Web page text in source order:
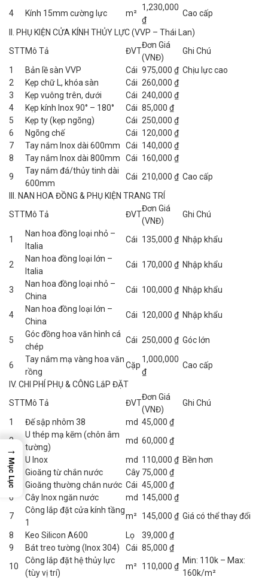
4
Kính 15mm cường lực m²
1,230,000
₫
Cao cấp
II. PHỤ KIỆN CỬA KÍNH THỦY LỰC (VVP – Thái Lan)
STTMô Tả ĐVT
Đơn Giá
(VNĐ)
Ghi Chú
1
Bản lề sàn VVP Cái 975,000 ₫ Chịu lực cao
2
Kẹp chữ L, khóa sàn Cái 260,000 ₫
3
Kẹp vuông trên, dưới Cái 240,000 ₫
4
Kẹp kính Inox 90° – 180° Cái 85,000 ₫
5
Kẹp ty (kẹp ngõng) Cái 250,000 ₫
6
Ngõng chế Cái 120,000 ₫
7
Tay nắm Inox dài 600mm Cái 140,000 ₫
8
Tay nắm Inox dài 800mm Cái 160,000 ₫
9
Tay nắm đá/thủy tinh dài
600mm
Cái 210,000 ₫ Cao cấp
III. NAN HOA ĐỒNG & PHỤ KIỆN TRANG TRÍ
STTMô Tả ĐVT
Đơn Giá
(VNĐ)
Ghi Chú
1
Nan hoa đồng loại nhỏ –
Italia
Cái 135,000 ₫ Nhập khẩu
2
Nan hoa đồng loại lớn –
Italia
Cái 170,000 ₫ Nhập khẩu
3
Nan hoa đồng loại nhỏ –
China
Cái 100,000 ₫ Nhập khẩu
4
Nan hoa đồng loại lớn –
China
Cái 120,000 ₫ Nhập khẩu
5
Góc đồng hoa văn hình cá
chép
Cái 250,000 ₫ Góc lớn
6
Tay nắm mạ vàng hoa văn
rồng
Cặp
1,000,000
₫
Cao cấp
IV. CHI PHÍ PHỤ & CÔNG LắP ĐẶT
STTMô Tả ĐVT
Đơn Giá
(VNĐ)
Ghi Chú
1
Đế sập nhôm 38 md 45,000 ₫
2
U thép mạ kẽm (chôn âm
tường)
md 60,000 ₫
3
U Inox md 110,000 ₫ Bền hơn
4
Gioăng từ chắn nước Cây 75,000 ₫
5
Gioăng thường chắn nước Cái 45,000 ₫
6
Cây Inox ngăn nước md 145,000 ₫
7
Công lắp đặt cửa kính tầng
1
m² 145,000 ₫ Giá có thể thay đổi
8
Keo Silicon A600 Lọ
39,000 ₫
9
Bát treo tường (Inox 304) Cái 85,000 ₫
10
Công lắp đặt hệ thủy lực
(tùy vị trí)
m² 110,000 ₫
Min: 110k – Max:
160k/m²
→
Mục Lục